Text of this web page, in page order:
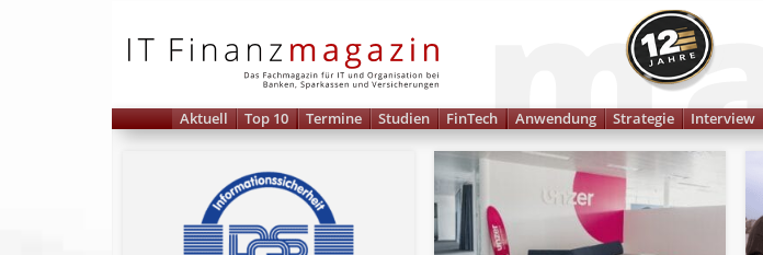
Aktuell Top 10 Termine Studien FinTech Anwendung Strategie Interview